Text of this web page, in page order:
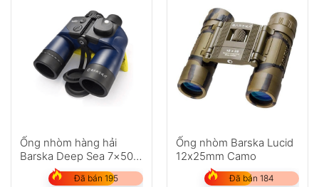
Không có bình luận nào
Ống nhòm hàng hải
Barska Deep Sea 7×50
Đã bán 195
Ống nhòm Barska Lucid
12x25mm Camo
Đã bán 184